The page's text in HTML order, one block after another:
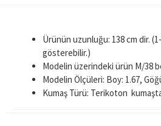
Ürünün uzunluğu: 138 cm dir.
gösterebilir.)
Modelin üzerindeki ürün M/38
Modelin Ölçüleri: Boy: 1.67,
Kumaş Türü: Terikoton